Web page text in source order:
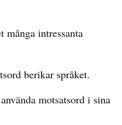
många intressanta
berikar språket.
motsatsord i sina